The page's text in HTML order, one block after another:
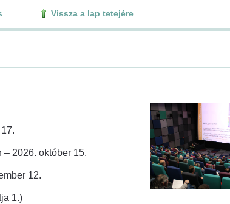
Vissza a lap tetejére
2026. október 15.
12.
1.)